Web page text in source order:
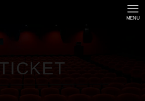
MENU